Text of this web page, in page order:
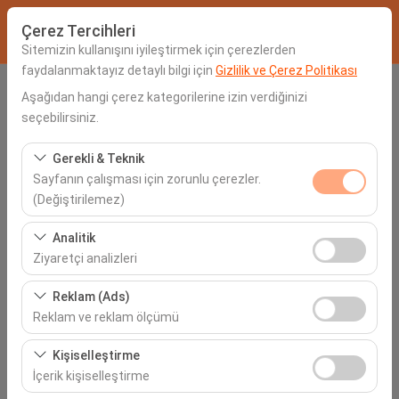
Çerez Tercihleri
Sitemizin kullanışını iyileştirmek için çerezlerden
faydalanmaktayız detaylı bilgi için Gizlilik ve Çerez Politikası
Aşağıdan hangi çerez kategorilerine izin verdiğinizi
seçebilirsiniz.
Gerekli & Teknik
Sayfanın çalışması için zorunlu çerezler.
(Değiştirilemez)
Bu çerezler sitenin doğru şekilde çalışması, güvenlik,
oturum yönetimi ve temel işlevler için gereklidir. Devre
dışı bırakılamaz.
Analitik
Ziyaretçi analizleri
Bu çerezler, sitemizin nasıl kullanıldığını (ziyaretçi sayısı,
en çok ziyaret edilen sayfalar, kullanıcı davranışları)
analiz etmemizi sağlar. Bu veriler, web sitesi
performansını ölçmek ve kullanıcı deneyimini sürekli
iyileştirmek için kullanılır.
Reklam (Ads)
Reklam ve reklam ölçümü
Bu çerezler, size ilgi alanlarınıza uygun kişiselleştirilmiş
reklamlar göstermemize ve reklam kampanyalarımızın
etkinliğini (gösterim sayısı, tıklama oranı) ölçmemize
Kişiselleştirme
İçerik kişiselleştirme
Alış Lokasyonu
Aracı farklı bir lokasyona bırakacağım
Alış Tarih & Saat
İade Tarih & Saat
06:00